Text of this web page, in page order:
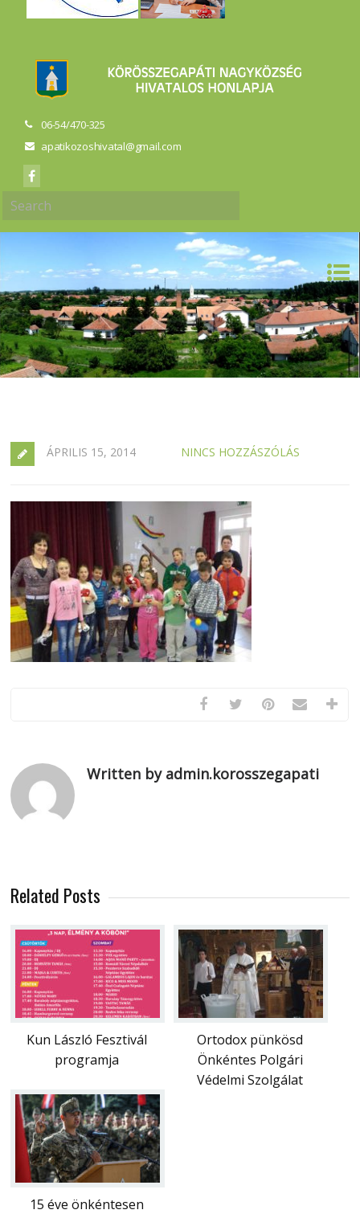
06-54/470-325
apatikozoshivatal@gmail.com
ÁPRILIS 15, 2014 NINCS HOZZÁSZÓLÁS
Written by admin.korosszegapati
Related Posts
Kun László Fesztivál
programja
Ortodox pünkösd
Önkéntes Polgári
Védelmi Szolgálat
15 éve önkéntesen